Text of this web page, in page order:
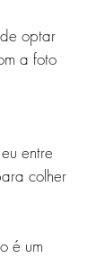
optar
a foto
entre
colher
é um